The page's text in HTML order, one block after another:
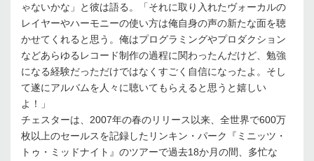
ゃないかな」と彼は語る。「それに取り入れたヴォーカルの
レイヤーやハーモニーの使い方は俺自身の声の新たな面を聴
かせてくれると思う。俺はプログラミングやプロダクション
などあらゆるレコード制作の過程に関わったんだけど、勉強
になる経験だっただけではなくすごく自信になったよ。そし
て遂にアルバムを人々に聴いてもらえると思うと嬉しい
よ！」
チェスターは、2007年の春のリリース以来、全世界で600万
枚以上のセールスを記録したリンキン・パーク『ミニッツ・
トゥ・ミッドナイト』のツアーで過去18か月の間、多忙な